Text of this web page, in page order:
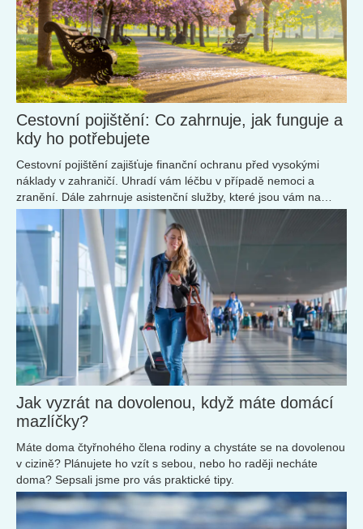
Cestovní pojištění: Co zahrnuje, jak funguje a
kdy ho potřebujete
Cestovní pojištění zajišťuje finanční ochranu před vysokými
náklady v zahraničí. Uhradí vám léčbu v případě nemoci a
zranění. Dále zahrnuje asistenční služby, které jsou vám na
cestách k dispozici 24/7.
Jak vyzrát na dovolenou, když máte domácí
mazlíčky?
Máte doma čtyřnohého člena rodiny a chystáte se na dovolenou
v cizině? Plánujete ho vzít s sebou, nebo ho raději necháte
doma? Sepsali jsme pro vás praktické tipy.